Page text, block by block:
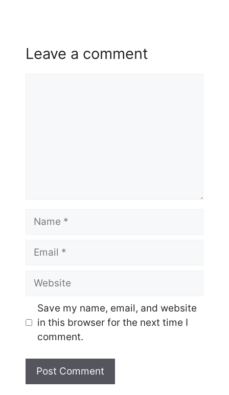
Leave a comment
Name
Email
Website
Save my name, email, and website
in this browser for the next time I
comment.